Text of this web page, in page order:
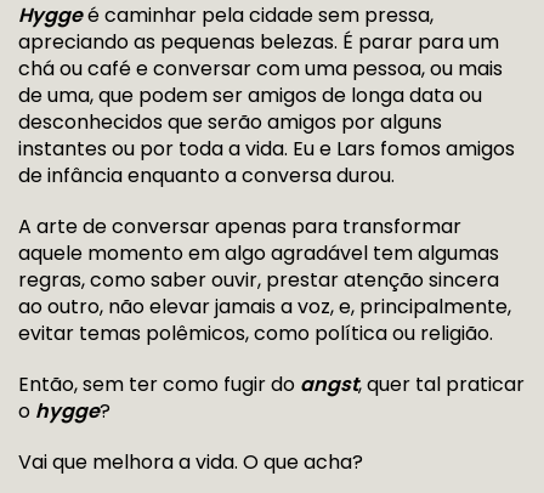
Hyggeé caminhar pela cidade sem pressa,
apreciando as pequenas belezas. É parar para um
chá ou café e conversar com uma pessoa, ou mais
de uma, que podem ser amigos de longa data ou
desconhecidos que serão amigos por alguns
instantes ou por toda a vida. Eu e Lars fomos amigos
de infância enquanto a conversa durou.
A arte de conversar apenas para transformar
aquele momento em algo agradável tem algumas
regras, como saber ouvir, prestar atenção sincera
ao outro, não elevar jamais a voz, e, principalmente,
evitar temas polêmicos, como política ou religião.
Então, sem ter como fugir do angst, quer tal praticar
o hygge?
Vai que melhora a vida. O que acha?